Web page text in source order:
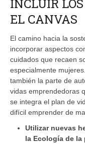
INCLUIR
EL CANVAS
El camino hacia la
incorporar aspectos
cuidados que recaen
especialmente
también la parte de
vidas emprendedoras
se integra el plan de
difícil emprender de
Utilizar nuevas
la Ecología de la